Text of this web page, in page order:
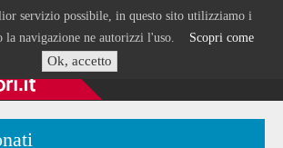
servizio possibile, in questo sito utilizziamo i
la navigazione ne autorizzi l'uso. Scopri come
Ok, accetto